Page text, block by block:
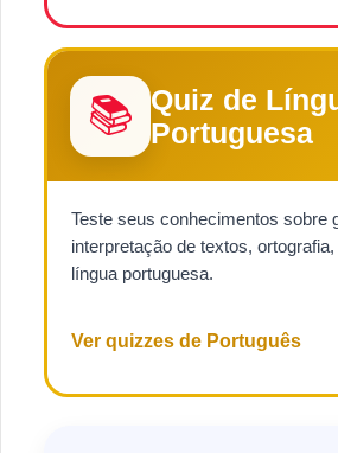
📚
Quiz de
Portuguesa
Teste seus conhecimentos sobre
interpretação de textos,
língua portuguesa.
Ver quizzes de Português